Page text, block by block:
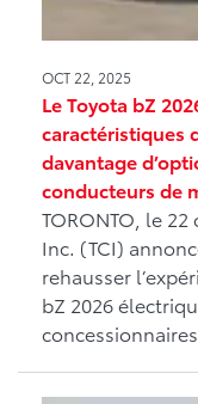
OCT 22, 2025
Le Toyota bZ
caractéristiques
davantage
conducteurs de
TORONTO, le
Inc. (TCI)
rehausser
bZ 2026